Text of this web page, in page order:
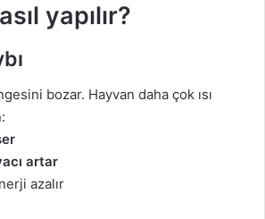
yapılır?
bozar. Hayvan daha çok ısı
artar
azalır